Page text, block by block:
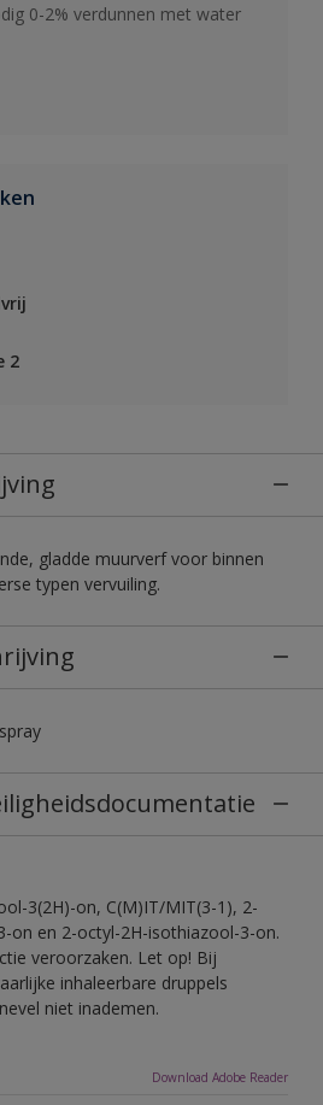
0-2% verdunnen met water
2
gladde muurverf voor binnen
typen vervuiling.
3(2H)-on, C(M)IT/MIT(3-1), 2-
on en 2-octyl-2H-isothiazool-3-on.
veroorzaken. Let op! Bij
inhaleerbare druppels
niet inademen.
Download Adobe Reader